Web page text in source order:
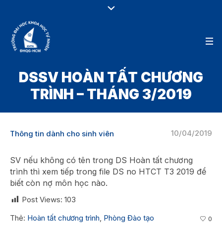
DSSV HOÀN TẤT CHƯƠNG
TRÌNH – THÁNG 3/2019
10/04/2019
Thông tin dành cho sinh viên
SV nếu không có tên trong DS Hoàn tất chương
trình thì xem tiếp trong file DS no HTCT T3 2019 để
biết còn nợ môn học nào.
Post Views: 103
Thẻ: Hoàn tất chương trình, Phòng Đào tạo 0